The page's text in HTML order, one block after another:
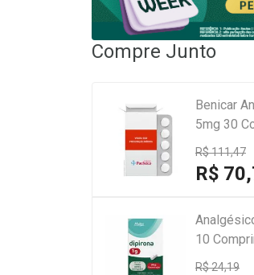
Compre Junto
Benicar
5mg 30
R$ 111,47
R$
10
R$ 24,19